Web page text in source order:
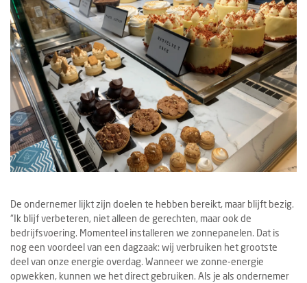
De ondernemer lijkt zijn doelen te hebben bereikt, maar blijft bezig.
“Ik blijf verbeteren, niet alleen de gerechten, maar ook de
bedrijfsvoering. Momenteel installeren we zonnepanelen. Dat is
nog een voordeel van een dagzaak: wij verbruiken het grootste
deel van onze energie overdag. Wanneer we zonne-energie
opwekken, kunnen we het direct gebruiken. Als je als ondernemer